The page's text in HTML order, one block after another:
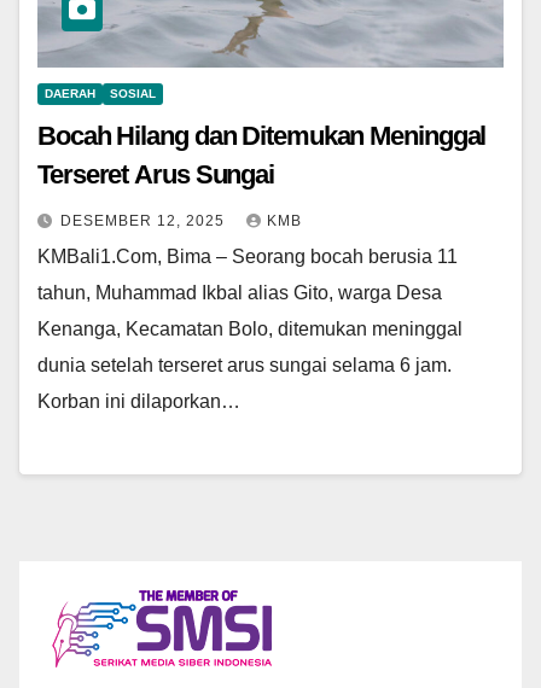
DAERAH SOSIAL
Bocah Hilang dan Ditemukan Meninggal
Terseret Arus Sungai
DESEMBER 12, 2025 KMB
KMBali1.Com, Bima – Seorang bocah berusia 11
tahun, Muhammad Ikbal alias Gito, warga Desa
Kenanga, Kecamatan Bolo, ditemukan meninggal
dunia setelah terseret arus sungai selama 6 jam.
Korban ini dilaporkan…